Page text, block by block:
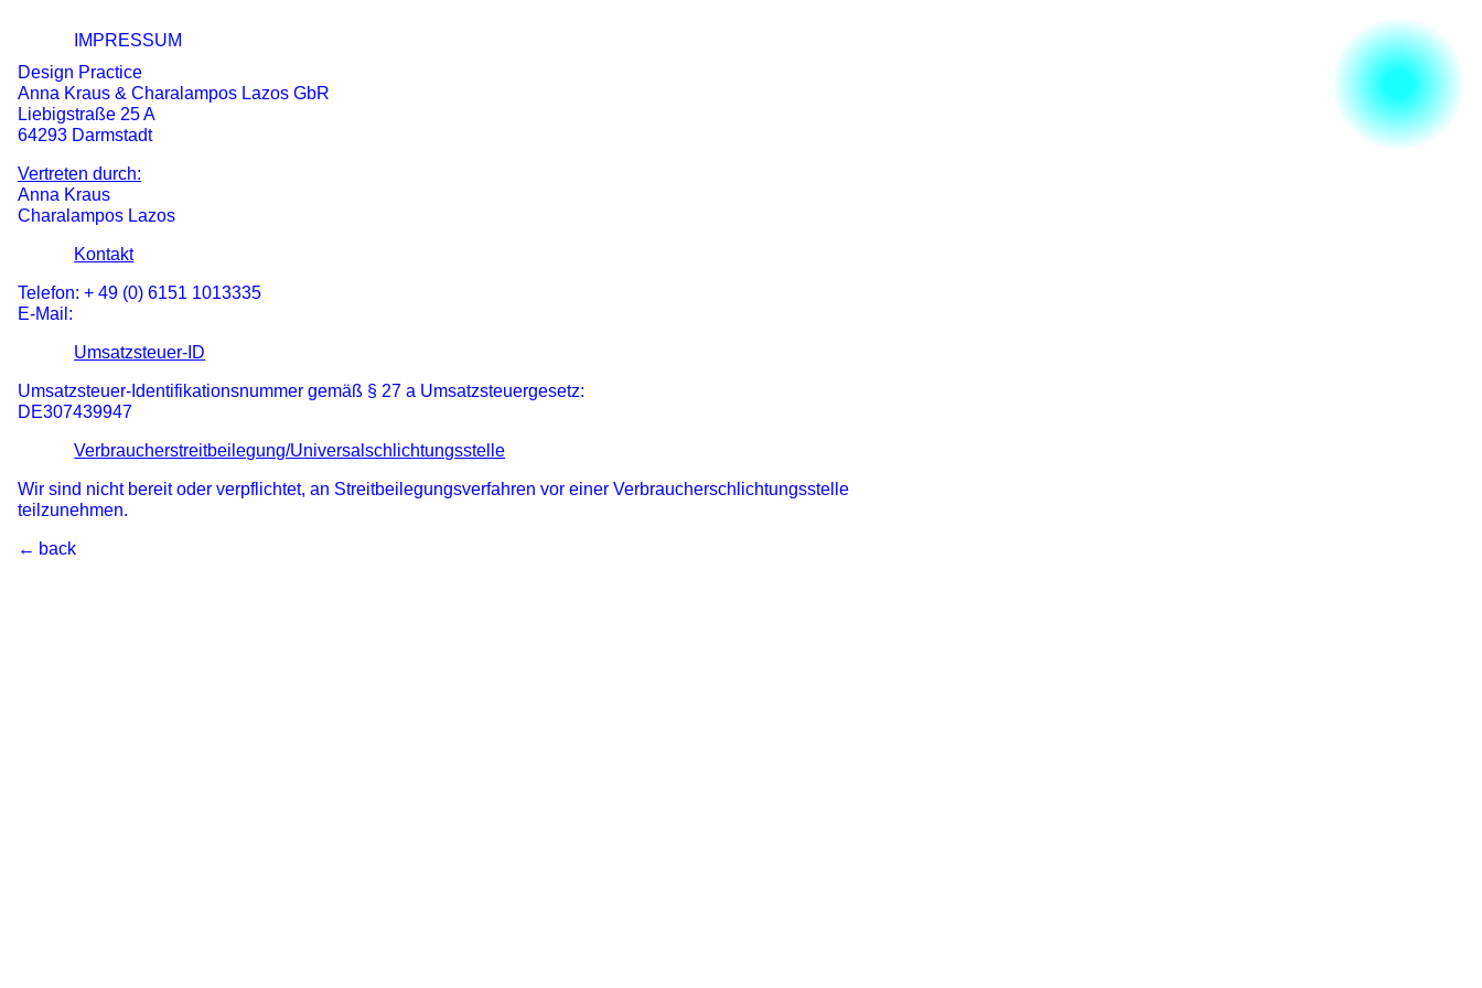
IMPRESSUM
Design Practice
Anna Kraus & Charalampos Lazos GbR
Liebigstraße 25 A
64293 Darmstadt
Vertreten durch:
Anna Kraus
Charalampos Lazos
Kontakt
Telefon: + 49 (0) 6151 1013335
E-Mail:
Umsatzsteuer-ID
Umsatzsteuer-Identifikationsnummer gemäß § 27 a Umsatzsteuergesetz:
DE307439947
Verbraucher­streit­beilegung/Universal­schlichtungs­stelle
Wir sind nicht bereit oder verpflichtet, an Streitbeilegungsverfahren vor einer Verbraucherschlichtungsstelle
teilzunehmen.
back